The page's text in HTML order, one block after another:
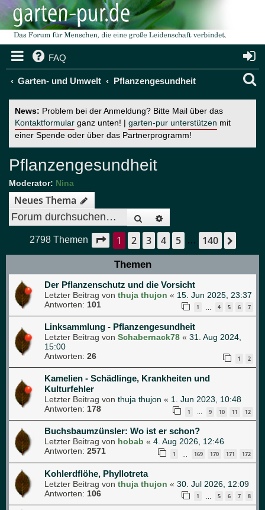
FAQ
Garten- und Umwelt Pflanzengesundheit
News: Problem bei der Anmeldung? Bitte Mail über das
Kontaktformular ganz unten! | garten-pur unterstützen mit
einer Spende oder über das Partnerprogramm!
Pflanzengesundheit
Moderator: Nina
Neues Thema
Suche
2798 Themen Seite 1von 140
1 2 3 4 5 … 140
Themen
Der Pflanzenschutz und die Vorsicht
Letzter Beitrag von thuja thujon « 15. Jun 2025, 23:37
Antworten: 101 1 4 5 6 7
Linksammlung - Pflanzengesundheit
Letzter Beitrag von Schabernack78 « 31. Aug 2024,
15:00
Antworten: 26 1 2
Kamelien - Schädlinge, Krankheiten und
Kulturfehler
Letzter Beitrag von thuja thujon « 1. Jun 2023, 10:48
Antworten: 178 1 … 9 10 11 12
Buchsbaumzünsler: Wo ist er schon?
Letzter Beitrag von hobab « 4. Aug 2026, 12:46
Antworten: 2571 1 169 170 171 172
Kohlerdflöhe, Phyllotreta
Letzter Beitrag von thuja thujon « 30. Jul 2026, 12:09
Antworten: 106 1 … 5 6 7 8